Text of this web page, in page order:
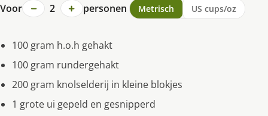
Voor − 2 + personen Metrisch US cups/oz
100 gram h.o.h gehakt
100 gram rundergehakt
200 gram knolselderij in kleine blokjes
1 grote ui gepeld en gesnipperd